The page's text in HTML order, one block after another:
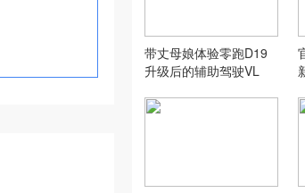
带丈母娘体验零跑D19
升级后的辅助驾驶VL